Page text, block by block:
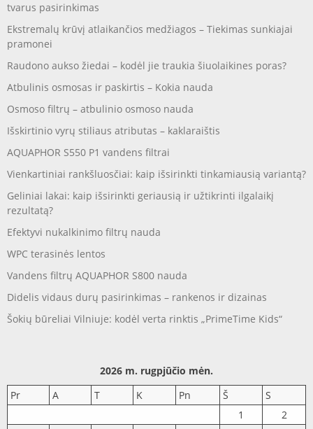
tvarus pasirinkimas
Ekstremalų krūvį atlaikančios medžiagos – Tiekimas sunkiajai
pramonei
Raudono aukso žiedai – kodėl jie traukia šiuolaikines poras?
Atbulinis osmosas ir paskirtis – Kokia nauda
Osmoso filtrų – atbulinio osmoso nauda
Išskirtinio vyrų stiliaus atributas – kaklaraištis
AQUAPHOR S550 P1 vandens filtrai
Vienkartiniai rankšluosčiai: kaip išsirinkti tinkamiausią variantą?
Geliniai lakai: kaip išsirinkti geriausią ir užtikrinti ilgalaikį
rezultatą?
Efektyvi nukalkinimo filtrų nauda
WPC terasinės lentos
Vandens filtrų AQUAPHOR S800 nauda
Didelis vidaus durų pasirinkimas – rankenos ir dizainas
Šokių būreliai Vilniuje: kodėl verta rinktis „PrimeTime Kids“
2026 m. rugpjūčio mėn.
Pr
A T K Pn Š
S
1
2